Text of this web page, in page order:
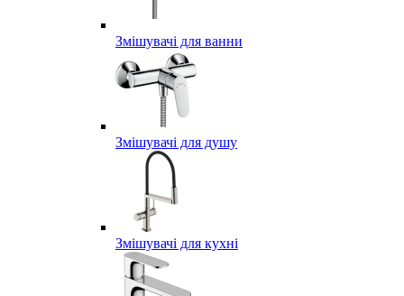
Змішувачі для ванни
Змішувачі для душу
Змішувачі для кухні